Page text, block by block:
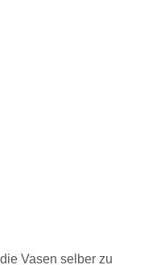
Vasen selber zu